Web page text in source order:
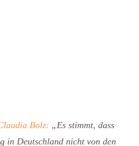
Bolz: „Es stimmt, dass
in Deutschland nicht von den